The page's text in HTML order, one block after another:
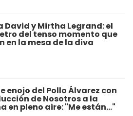
David y Mirtha Legrand: el
del tenso momento que
en la mesa de la diva
enojo del Pollo Álvarez con
de Nosotros a la
en pleno aire: "Me están..."